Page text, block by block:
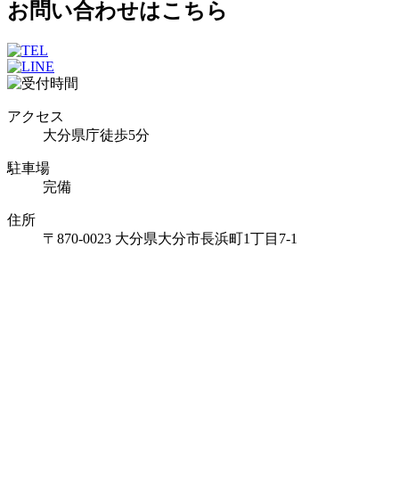
お問い合わせはこちら
アクセス
大分県庁徒歩5分
駐車場
完備
住所
〒870-0023 大分県大分市長浜町1丁目7-1